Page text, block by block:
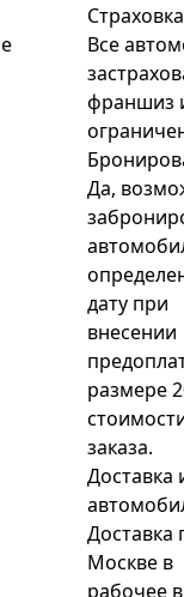
Страховка
Все
франшиз
Да,
дату при
внесении
размере
заказа.
Доставка
Доставка
Москве в
рабочее